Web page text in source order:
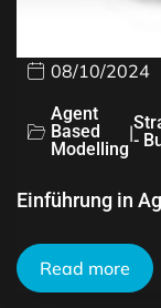
08/10/2024
Agent
Based
Modelling
|-
Einführung in
Read more